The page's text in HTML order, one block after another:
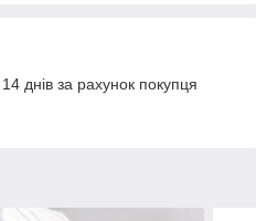
днів за рахунок покупця